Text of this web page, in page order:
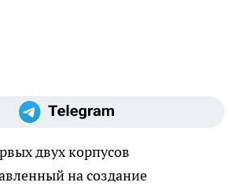
двух корпусов
на создание